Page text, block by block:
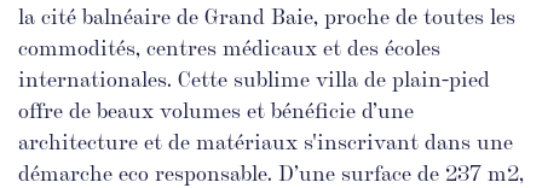
la cité balnéaire de Grand Baie, proche de toutes les
commodités, centres médicaux et des écoles
internationales. Cette sublime villa de plain-pied
offre de beaux volumes et bénéficie d’une
architecture et de matériaux s'inscrivant dans une
démarche eco responsable. D’une surface de 237 m2,